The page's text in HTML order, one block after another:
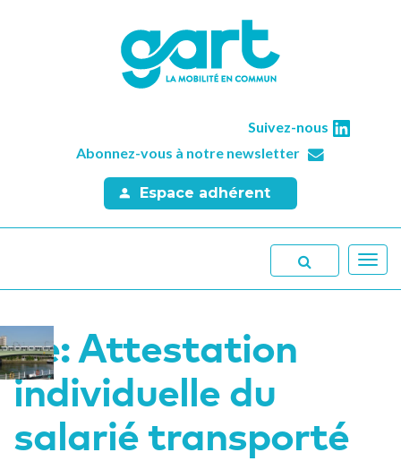
Suivez-nous
Abonnez-vous à notre newsletter
Espace adhérent
Re: Attestation
individuelle du
salarié transporté